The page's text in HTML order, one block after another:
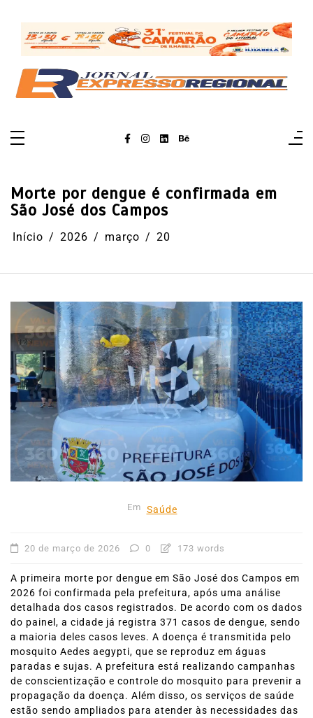
conteúdo
Morte por dengue é confirmada em
São José dos Campos
Início 2026 março 20
Em Saúde
20 de março de 2026 0 173 words
A primeira morte por dengue em São José dos Campos em
2026 foi confirmada pela prefeitura, após uma análise
detalhada dos casos registrados. De acordo com os dados
do painel, a cidade já registra 371 casos de dengue, sendo
a maioria deles casos leves. A doença é transmitida pelo
mosquito Aedes aegypti, que se reproduz em águas
paradas e sujas. A prefeitura está realizando campanhas
de conscientização e controle do mosquito para prevenir a
propagação da doença. Além disso, os serviços de saúde
estão sendo ampliados para atender às necessidades das